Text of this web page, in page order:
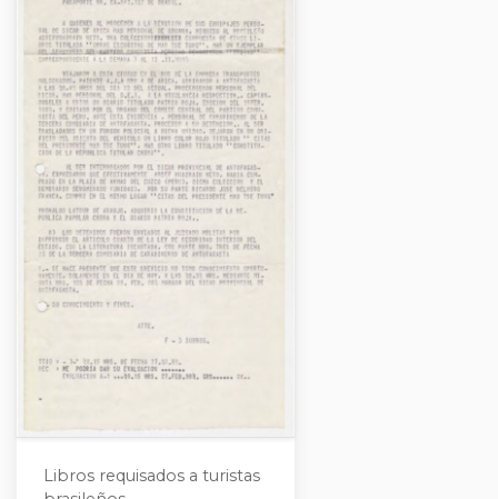
Libros requisados a turistas